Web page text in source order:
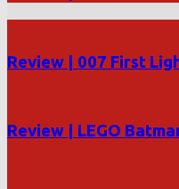
Review | 007 First
Review | LEGO